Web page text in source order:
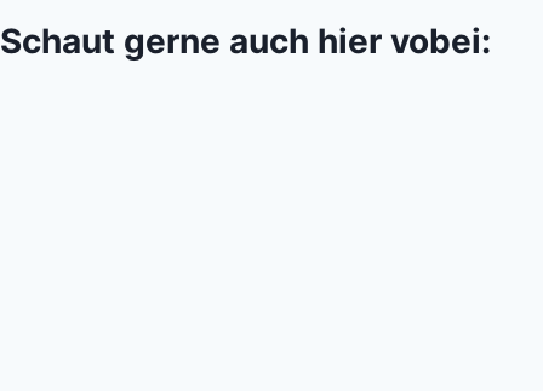
Schaut gerne auch hier vobei: